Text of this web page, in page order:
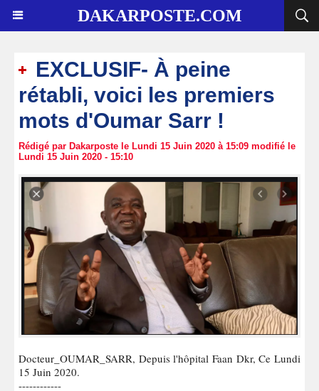
DAKARPOSTE.COM
EXCLUSIF- À peine
rétabli, voici les premiers
mots d'Oumar Sarr !
Rédigé par Dakarposte le Lundi 15 Juin 2020 à 15:09 modifié le
Lundi 15 Juin 2020 - 15:10
Docteur_OUMAR_SARR, Depuis l'hôpital Faan Dkr, Ce Lundi
15 Juin 2020.
------------